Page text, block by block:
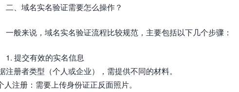
二、域名实名验证需要怎么操作？
一般来说，域名实名验证流程比较规范，主要包括以下几个步骤：
1. 提交有效的实名信息
注册者类型（个人或企业），需提供不同的材料。
人注册：需要上传身份证正反面照片。